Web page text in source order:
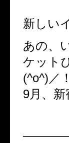
新しい
あの、
ケット
(^o^)／
9月、